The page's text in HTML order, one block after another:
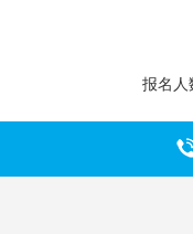
报名人